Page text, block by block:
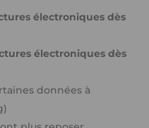
électroniques dès
électroniques dès
données à